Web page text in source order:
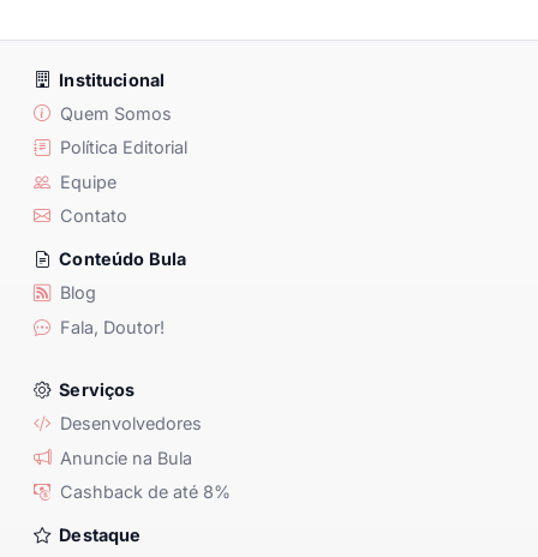
Institucional
Quem Somos
Política Editorial
Equipe
Contato
Conteúdo Bula
Blog
Fala, Doutor!
Serviços
Desenvolvedores
Anuncie na Bula
Cashback de até 8%
Destaque